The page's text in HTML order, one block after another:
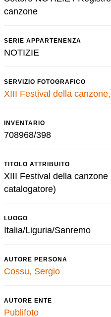
canzone
SERIE APPARTENENZA
NOTIZIE
SERVIZIO FOTOGRAFICO
XIII Festival della
INVENTARIO
708968/398
TITOLO ATTRIBUITO
XIII Festival della canzone
catalogatore)
LUOGO
Italia/Liguria/Sanremo
AUTORE PERSONA
Cossu, Sergio
AUTORE ENTE
Publifoto